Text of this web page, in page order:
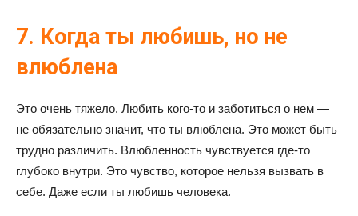
7. Когда ты любишь, но не
влюблена
Это очень тяжело. Любить кого-то и заботиться о нем —
не обязательно значит, что ты влюблена. Это может быть
трудно различить. Влюбленность чувствуется где-то
глубоко внутри. Это чувство, которое нельзя вызвать в
себе. Даже если ты любишь человека.